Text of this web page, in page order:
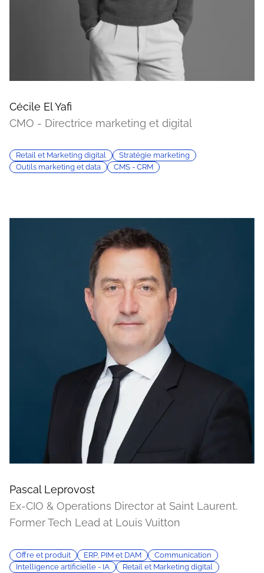
Cécile El Yafi
CMO - Directrice marketing et digital
Retail et Marketing digital
Stratégie marketing
Outils marketing et data
CMS - CRM
Pascal Leprovost
Ex-CIO & Operations Director at Saint Laurent.
Former Tech Lead at Louis Vuitton
Offre et produit ERP, PIM et DAM
Communication
Intelligence artificielle - IA
Retail et Marketing digital